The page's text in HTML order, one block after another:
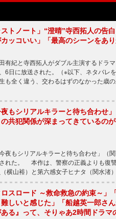
ストノート」“澄晴”寺西拓人の告
ッコいい」「最高のシーンをあり
有紀と寺西拓人がダブル主演するドラ
6日に放送された。（※以下、ネタバ
も全く違う、交わるはずのなかった歳
夜もシリアルキラーと待ち合わせ
共犯関係が深まってきているの
夜もシリアルキラーと待ち合わせ」（
れた。 本作は、警察の正義よりも復
横山裕）と第六感女子ヒナタ（関水渚
ロスロード ～救命救急の約束～
しいと感じた」「船越英一郎さ
ある』って、そりゃあ2時間ドラマ